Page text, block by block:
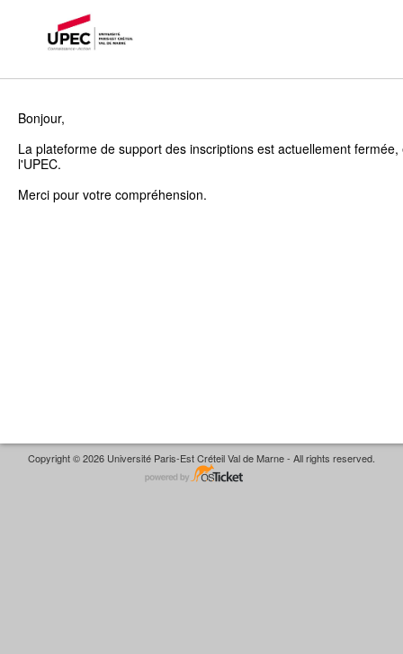
Bonjour,
La plateforme de support des inscriptions est actuellement
l'UPEC.
Merci pour votre compréhension.
Copyright © 2026 Université Paris-Est Créteil Val de Marne - All rights reserved.